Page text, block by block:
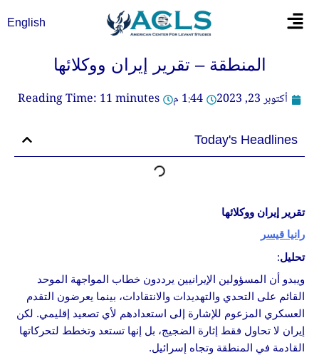
Flyout
English
المنطقة – تقرير إيران ووكلائها
أكتوبر 23, 2023
1:44 م Reading Time: 11minutes
Today's Headlines
تقرير إيران ووكلائها
رانيا قيسر
تحليل:
ويبدو أن المسؤولين الإيرانيين يرددون خطاب المواجهة الموحد
القائم على التحدي والتهديدات والانتقادات، بينما يعرضون التقدم
العسكري المزعوم للإشارة إلى استعدادهم لأي تصعيد إقليمي. لكن
إيران لا تحاول فقط إثارة الضجيج، بل إنها تستعد وتخطط لتحركاتها
القادمة في المنطقة وتجاه إسرائيل.